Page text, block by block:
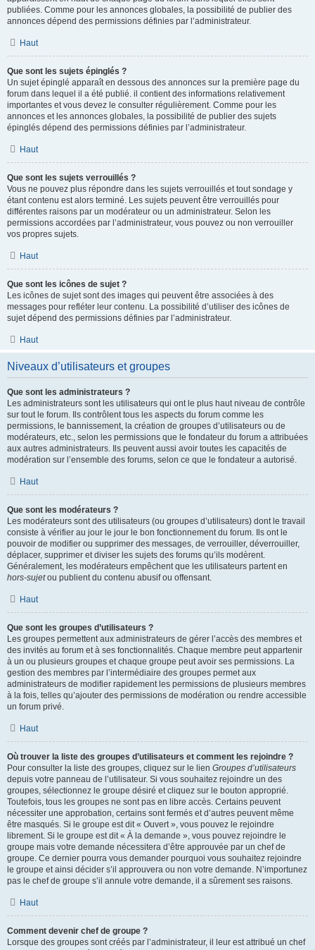
publiées. Comme pour les annonces globales, la possibilité de publier des
annonces dépend des permissions définies par l’administrateur.
Haut
Que sont les sujets épinglés ?
Un sujet épinglé apparaît en dessous des annonces sur la première page du
forum dans lequel il a été publié. il contient des informations relativement
importantes et vous devez le consulter régulièrement. Comme pour les
annonces et les annonces globales, la possibilité de publier des sujets
épinglés dépend des permissions définies par l’administrateur.
Haut
Que sont les sujets verrouillés ?
Vous ne pouvez plus répondre dans les sujets verrouillés et tout sondage y
étant contenu est alors terminé. Les sujets peuvent être verrouillés pour
différentes raisons par un modérateur ou un administrateur. Selon les
permissions accordées par l’administrateur, vous pouvez ou non verrouiller
vos propres sujets.
Haut
Que sont les icônes de sujet ?
Les icônes de sujet sont des images qui peuvent être associées à des
messages pour refléter leur contenu. La possibilité d’utiliser des icônes de
sujet dépend des permissions définies par l’administrateur.
Haut
Niveaux d’utilisateurs et groupes
Que sont les administrateurs ?
Les administrateurs sont les utilisateurs qui ont le plus haut niveau de contrôle
sur tout le forum. Ils contrôlent tous les aspects du forum comme les
permissions, le bannissement, la création de groupes d’utilisateurs ou de
modérateurs, etc., selon les permissions que le fondateur du forum a attribuées
aux autres administrateurs. Ils peuvent aussi avoir toutes les capacités de
modération sur l’ensemble des forums, selon ce que le fondateur a autorisé.
Haut
Que sont les modérateurs ?
Les modérateurs sont des utilisateurs (ou groupes d’utilisateurs) dont le travail
consiste à vérifier au jour le jour le bon fonctionnement du forum. Ils ont le
pouvoir de modifier ou supprimer des messages, de verrouiller, déverrouiller,
déplacer, supprimer et diviser les sujets des forums qu’ils modèrent.
Généralement, les modérateurs empêchent que les utilisateurs partent en
hors-sujetou publient du contenu abusif ou offensant.
Haut
Que sont les groupes d’utilisateurs ?
Les groupes permettent aux administrateurs de gérer l’accès des membres et
des invités au forum et à ses fonctionnalités. Chaque membre peut appartenir
à un ou plusieurs groupes et chaque groupe peut avoir ses permissions. La
gestion des membres par l’intermédiaire des groupes permet aux
administrateurs de modifier rapidement les permissions de plusieurs membres
à la fois, telles qu’ajouter des permissions de modération ou rendre accessible
un forum privé.
Haut
Où trouver la liste des groupes d’utilisateurs et comment les rejoindre ?
Pour consulter la liste des groupes, cliquez sur le lien Groupes d’utilisateurs
depuis votre panneau de l’utilisateur. Si vous souhaitez rejoindre un des
groupes, sélectionnez le groupe désiré et cliquez sur le bouton approprié.
Toutefois, tous les groupes ne sont pas en libre accès. Certains peuvent
nécessiter une approbation, certains sont fermés et d’autres peuvent même
être masqués. Si le groupe est dit « Ouvert », vous pouvez le rejoindre
librement. Si le groupe est dit « À la demande », vous pouvez rejoindre le
groupe mais votre demande nécessitera d’être approuvée par un chef de
groupe. Ce dernier pourra vous demander pourquoi vous souhaitez rejoindre
le groupe et ainsi décider s’il approuvera ou non votre demande. N’importunez
pas le chef de groupe s’il annule votre demande, il a sûrement ses raisons.
Haut
Comment devenir chef de groupe ?
Lorsque des groupes sont créés par l’administrateur, il leur est attribué un chef